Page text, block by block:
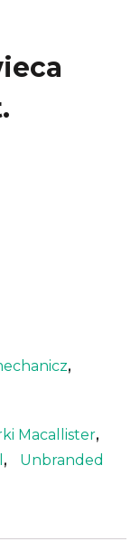
,
Macallister,
, Unbranded